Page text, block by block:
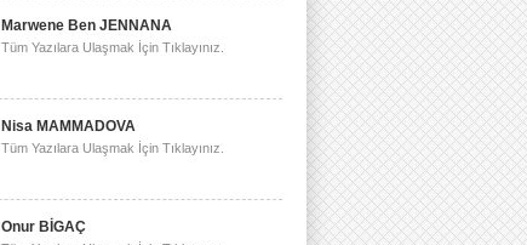
Marwene Ben JENNANA
Tüm Yazılara Ulaşmak İçin Tıklayınız.
Nisa MAMMADOVA
Tüm Yazılara Ulaşmak İçin Tıklayınız.
Onur BİGAÇ